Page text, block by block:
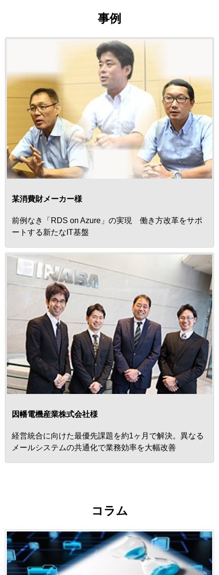
事例
某消費財メーカー様
前例なき「RDS on Azure」の実現 働き方改革をサポ
ートする新たなIT基盤
因幡電機産業株式会社様
経営統合に向けた最優先課題を約1ヶ月で解決。異なる
メールシステムの共通化で業務効率を大幅改善
コラム